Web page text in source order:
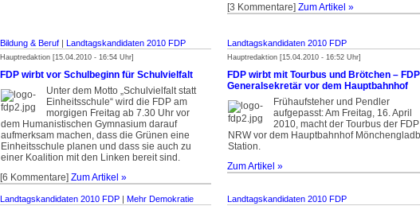
[3 Kommentare] Zum Artikel »
Bildung & Beruf | Landtagskandidaten 2010 FDP
Hauptredaktion [15.04.2010 - 16:54 Uhr]
FDP wirbt vor Schulbeginn für Schulvielfalt
Unter dem Motto „Schulvielfalt statt
Einheitsschule“ wird die FDP am
morgigen Freitag ab 7.30 Uhr vor
dem Humanistischen Gymnasium darauf
aufmerksam machen, dass die Grünen eine
Einheitsschule planen und dass sie auch zu
einer Koalition mit den Linken bereit sind.
[6 Kommentare] Zum Artikel »
Landtagskandidaten 2010 FDP
Hauptredaktion [15.04.2010 - 16:52 Uhr]
FDP wirbt mit Tourbus und Brötchen –
Generalsekretär vor dem Hauptbahnhof
Frühaufsteher und Pendler
aufgepasst: Am Freitag, 16. April
2010, macht der Tourbus der FDP
NRW vor dem Hauptbahnhof
Station.
Zum Artikel »
Landtagskandidaten 2010 FDP | Mehr Demokratie Landtagskandidaten 2010 FDP